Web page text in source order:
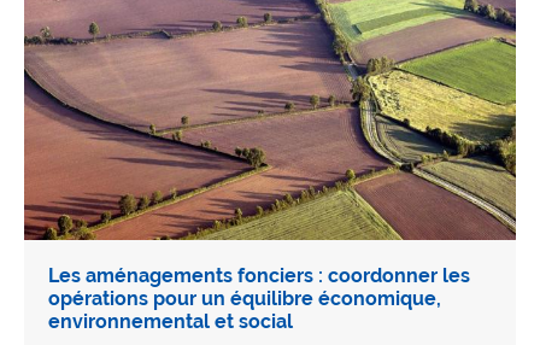
Les aménagements fonciers : coordonner les
opérations pour un équilibre économique,
environnemental et social